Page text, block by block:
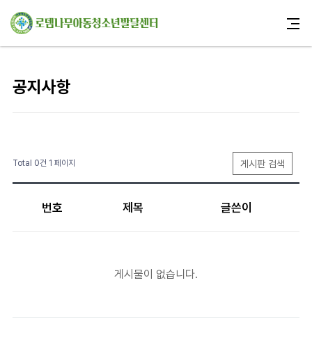
공지사항
Total 0건 1 페이지 게시판 검색
번호 제목 글쓴이
게시물이 없습니다.